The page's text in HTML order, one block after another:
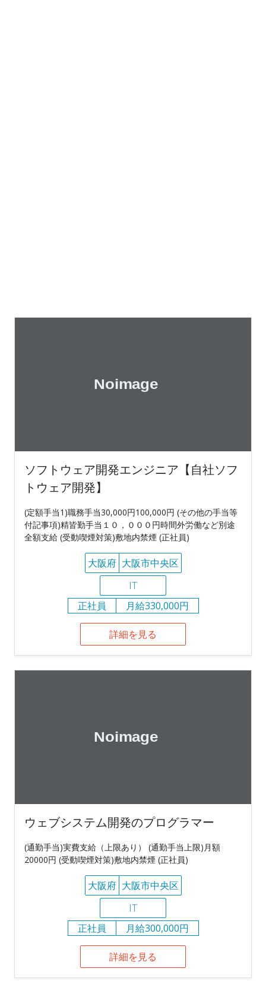
ソフトウェア開発エンジニア【自社ソフ
トウェア開発】
(定額手当1)職務手当30,000円100,000円 (その他の手当等
付記事項)精皆勤手当１０，０００円時間外労働など別途
全額支給 (受動喫煙対策)敷地内禁煙 (正社員)
大阪府 大阪市中央区
IT
正社員
月給330,000円
詳細を見る
ウェブシステム開発のプログラマー
(通勤手当)実費支給（上限あり） (通勤手当上限)月額
20000円 (受動喫煙対策)敷地内禁煙 (正社員)
大阪府 大阪市中央区
IT
正社員
月給300,000円
詳細を見る